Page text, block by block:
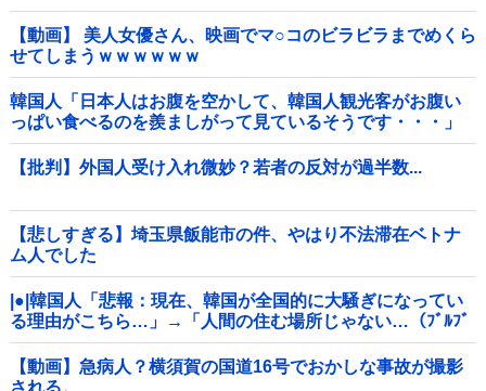
【動画】 美人女優さん、映画でマ○コのビラビラまでめくら
せてしまうｗｗｗｗｗｗ
韓国人「日本人はお腹を空かして、韓国人観光客がお腹い
っぱい食べるのを羨ましがって見ているそうです・・・」
【批判】外国人受け入れ微妙？若者の反対が過半数...
【悲しすぎる】埼玉県飯能市の件、やはり不法滞在ベトナ
ム人でした
|●|韓国人「悲報：現在、韓国が全国的に大騒ぎになってい
る理由がこちら…」→「人間の住む場所じゃない…（ﾌﾞﾙﾌﾞ
ﾙ」＝韓国の反応
【動画】急病人？横須賀の国道16号でおかしな事故が撮影